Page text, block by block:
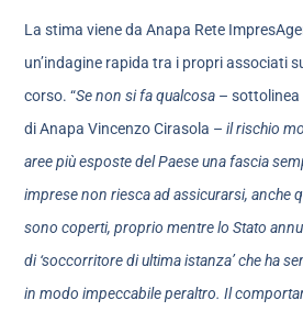
La stima viene da Anapa Rete
un’indagine rapida tra i propri associati
corso. “Se non si fa qualcosa – sottolinea
di Anapa Vincenzo Cirasola –il rischio
aree più esposte del Paese una fascia
imprese non riesca ad assicurarsi, anche
sono coperti, proprio mentre lo Stato
di ‘soccorritore di ultima istanza’ che ha
in modo impeccabile peraltro. Il